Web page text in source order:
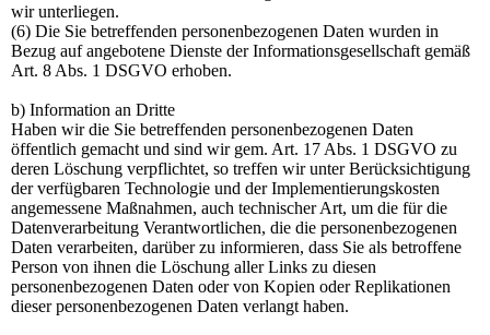
wir unterliegen.
(6) Die Sie betreffenden personenbezogenen Daten wurden in
Bezug auf angebotene Dienste der Informationsgesellschaft gemäß
Art. 8 Abs. 1 DSGVO erhoben.
b) Information an Dritte
Haben wir die Sie betreffenden personenbezogenen Daten
öffentlich gemacht und sind wir gem. Art. 17 Abs. 1 DSGVO zu
deren Löschung verpflichtet, so treffen wir unter Berücksichtigung
der verfügbaren Technologie und der Implementierungskosten
angemessene Maßnahmen, auch technischer Art, um die für die
Datenverarbeitung Verantwortlichen, die die personenbezogenen
Daten verarbeiten, darüber zu informieren, dass Sie als betroffene
Person von ihnen die Löschung aller Links zu diesen
personenbezogenen Daten oder von Kopien oder Replikationen
dieser personenbezogenen Daten verlangt haben.